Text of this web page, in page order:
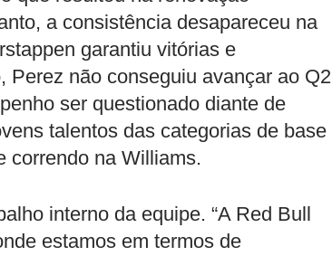
a consistência desapareceu na
garantiu vitórias e
Perez não conseguiu avançar ao Q2
ser questionado diante de
talentos das categorias de base
correndo na Williams.
interno da equipe. “A Red Bull
estamos em termos de